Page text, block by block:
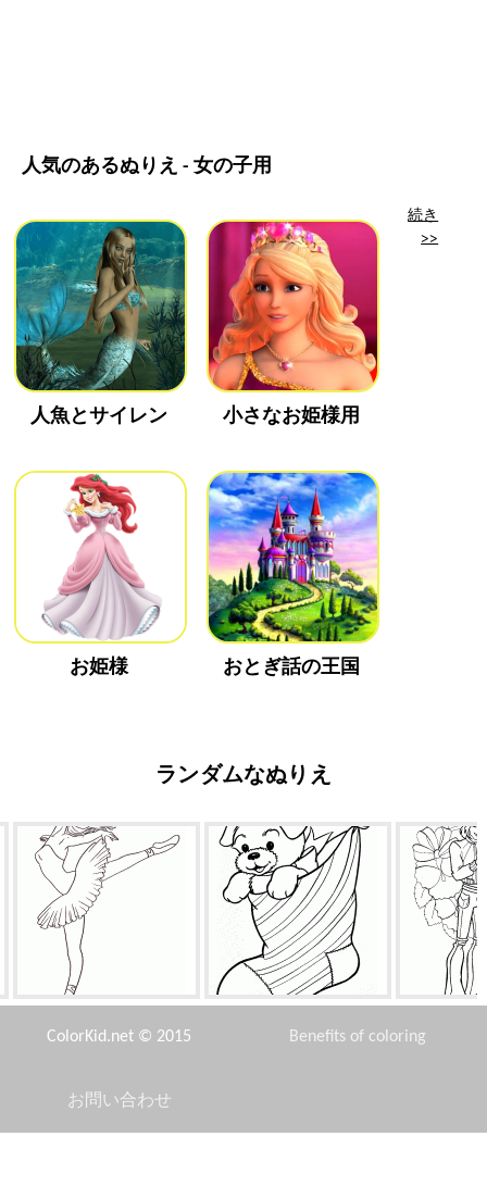
人気のあるぬりえ - 女の子用
人魚とサイレン 小さなお姫様用
お姫様 おとぎ話の王国
続き
>>
ランダムなぬりえ
難しい動き クリスマスのための子犬 王子
ColorKid.net © 2015 Benefits of coloring
お問い合わせ